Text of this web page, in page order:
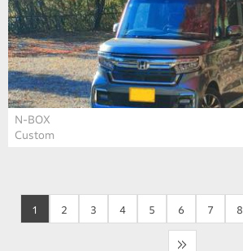
N-BOX
Custom
1 2 3 4 5 6 7 8
>>